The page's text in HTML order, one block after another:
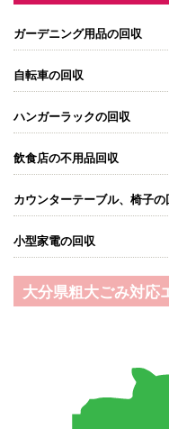
ガーデニング用品の回収
自転車の回収
ハンガーラックの回収
飲食店の不用品回収
カウンターテーブル、椅子の
小型家電の回収
大分県粗大ごみ対応